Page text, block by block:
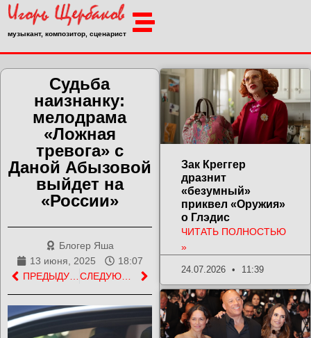
музыкант, композитор, сценарист
Судьба
наизнанку:
мелодрама
«Ложная
тревога» с
Даной Абызовой
выйдет на
«России»
Блогер Яша
13 июня, 2025
18:07
Зак Креггер
дразнит
«безумный»
приквел «Оружия»
о Глэдис
ЧИТАТЬ ПОЛНОСТЬЮ
»
24.07.2026 11:39